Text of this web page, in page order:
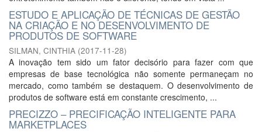
ESTUDO E APLICAÇÃO DE TÉCNICAS DE GESTÃO
NA CRIAÇÃO E NO DESENVOLVIMENTO DE
PRODUTOS DE SOFTWARE
SILMAN, CINTHIA (2017-11-28)
A inovação tem sido um fator decisório para fazer com que
empresas de base tecnológica não somente permaneçam no
mercado, como também se destaquem. O desenvolvimento de
produtos de software está em constante crescimento, ...
PRECIZZO – PRECIFICAÇÃO INTELIGENTE PARA
MARKETPLACES